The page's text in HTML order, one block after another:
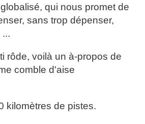
qui nous promet de
sans trop dépenser,
rôde, voilà un à-propos de
comble d'aise
kilomètres de pistes.